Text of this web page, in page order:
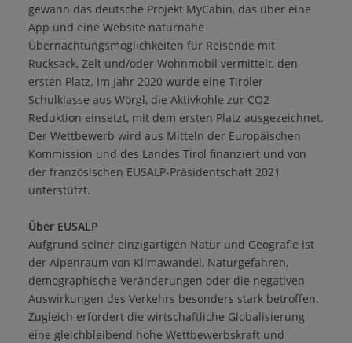
gewann das deutsche Projekt MyCabin, das über eine
App und eine Website naturnahe
Übernachtungsmöglichkeiten für Reisende mit
Rucksack, Zelt und/oder Wohnmobil vermittelt, den
ersten Platz. Im Jahr 2020 wurde eine Tiroler
Schulklasse aus Wörgl, die Aktivkohle zur CO2-
Reduktion einsetzt, mit dem ersten Platz ausgezeichnet.
Der Wettbewerb wird aus Mitteln der Europäischen
Kommission und des Landes Tirol finanziert und von
der französischen EUSALP-Präsidentschaft 2021
unterstützt.
Über EUSALP
Aufgrund seiner einzigartigen Natur und Geografie ist
der Alpenraum von Klimawandel, Naturgefahren,
demographische Veränderungen oder die negativen
Auswirkungen des Verkehrs besonders stark betroffen.
Zugleich erfordert die wirtschaftliche Globalisierung
eine gleichbleibend hohe Wettbewerbskraft und